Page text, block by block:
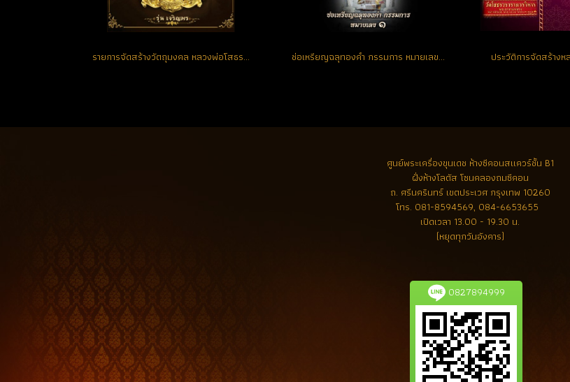
รายการจัดสร้างวัตถุมงคล หลวงพ่อโสธร รุ่น เจริญพร ช่อเหรียญฉลุทองคำ กรรมการ หมายเลขช่อ No. 1 ตอกโค้ด (ขายแล้ว)
ศูนย์พระเครื่องขุนเดช ห้างซีคอนสแควร์ชั้น B1
ฝั่งห้างโลตัส โซนคลองถมซีคอน
ถ. ศรีนครินทร์ เขตประเวศ กรุงเทพ 10260
โทร. 081-8594569, 084-6653655
เปิดเวลา 13.00 - 19.30 น.
(หยุดทุกวันอังคาร)
0827894999